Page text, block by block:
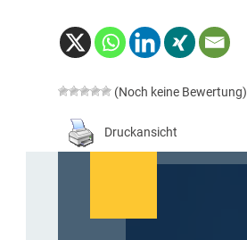
(Noch keine Bewertung)
Druckansicht